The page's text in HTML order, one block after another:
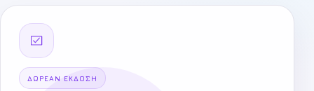
ΔΩΡΕΆΝ ΈΚΔΟΣΗ